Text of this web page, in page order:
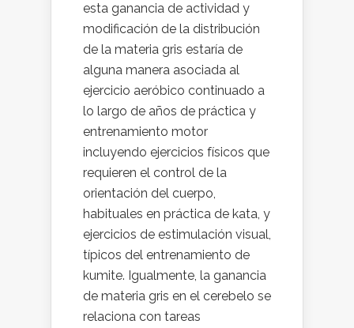
esta ganancia de actividad y
modificación de la distribución
de la materia gris estaría de
alguna manera asociada al
ejercicio aeróbico continuado a
lo largo de años de práctica y
entrenamiento motor
incluyendo ejercicios físicos que
requieren el control de la
orientación del cuerpo,
habituales en práctica de kata, y
ejercicios de estimulación visual,
típicos del entrenamiento de
kumite. Igualmente, la ganancia
de materia gris en el cerebelo se
relaciona con tareas